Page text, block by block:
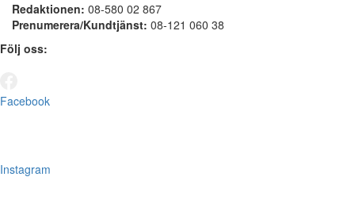
Redaktionen: 08-580 02 867
Prenumerera/Kundtjänst: 08-121 060 38
Följ oss:
Facebook
Instagram